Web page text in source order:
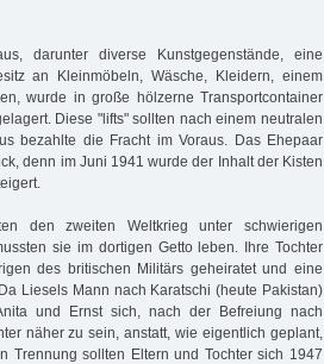
darunter diverse Kunstgegenstände, eine
an Kleinmöbeln, Wäsche, Kleidern, einem
wurde in große hölzerne Transportcontainer
Diese "lifts" sollten nach einem neutralen
bezahlte die Fracht im Voraus. Das Ehepaar
denn im Juni 1941 wurde der Inhalt der Kisten
den zweiten Weltkrieg unter schwierigen
sie im dortigen Getto leben. Ihre Tochter
des britischen Militärs geheiratet und eine
Liesels Mann nach Karatschi (heute Pakistan)
und Ernst sich, nach der Befreiung nach
näher zu sein, anstatt, wie eigentlich geplant,
Trennung sollten Eltern und Tochter sich 1947